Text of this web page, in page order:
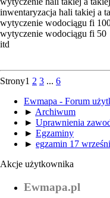
inwentaryzacja hali takiej a
wytyczenie wodociągu fi
wytyczenie wodociągu fi 50
itd
Strony1 2 3 ... 6
Ewmapa - Forum
► Archiwum
► Uprawnienia
► Egzaminy
► egzamin 17
Akcje użytkownika
Ewmapa.pl